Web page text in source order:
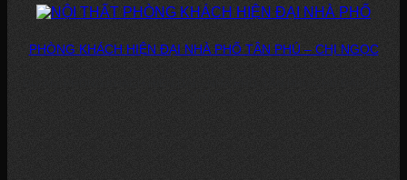
PHÒNG KHÁCH HIỆN ĐẠI NHÀ PHỐ TÂN PHÚ – CHỊ NGỌC